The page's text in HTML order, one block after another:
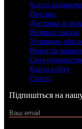
Часто
Про нас
Доставка и
Возврат заказа
Условные
Новости
Карта сайту
Статті
Підпишіться на